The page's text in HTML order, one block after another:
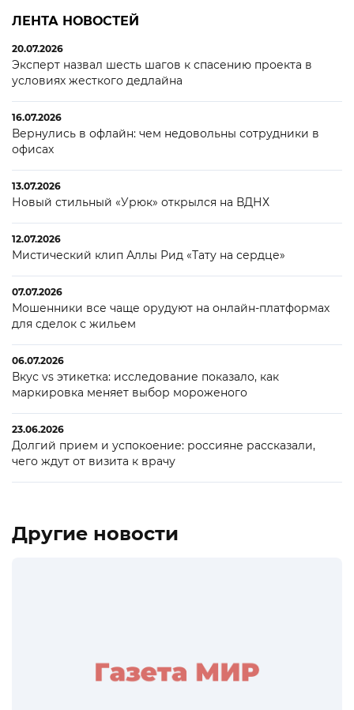
ЛЕНТА НОВОСТЕЙ
20.07.2026
Эксперт назвал шесть шагов к спасению проекта в
условиях жесткого дедлайна
16.07.2026
Вернулись в офлайн: чем недовольны сотрудники в
офисах
13.07.2026
Новый стильный «Урюк» открылся на ВДНХ
12.07.2026
Мистический клип Аллы Рид «Тату на сердце»
07.07.2026
Мошенники все чаще орудуют на онлайн-платформах
для сделок с жильем
06.07.2026
Вкус vs этикетка: исследование показало, как
маркировка меняет выбор мороженого
23.06.2026
Долгий прием и успокоение: россияне рассказали,
чего ждут от визита к врачу
Другие новости